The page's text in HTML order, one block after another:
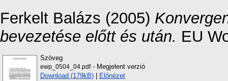
Ferkelt Balázs (2005)
bevezetése előtt és után. EU
Szöveg
ewp_0504_04.pdf- Megjelent verzió
Download (179kB) | Előnézet